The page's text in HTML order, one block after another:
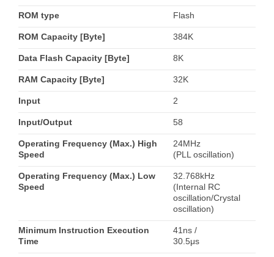
ROM type Flash
ROM Capacity [Byte] 384K
Data Flash Capacity [Byte] 8K
RAM Capacity [Byte] 32K
Input 2
Input/Output 58
Operating Frequency (Max.) High
Speed
24MHz
(PLL oscillation)
Operating Frequency (Max.) Low
Speed
32.768kHz
(Internal RC
oscillation/Crystal
oscillation)
Minimum Instruction Execution
Time
41ns /
30.5μs